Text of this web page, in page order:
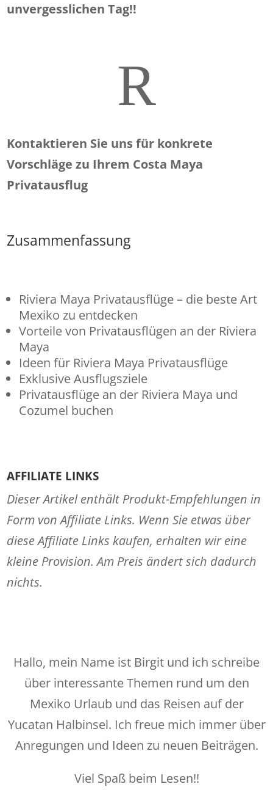
unvergesslichen Tag!!
R
Kontaktieren Sie uns für konkrete
Vorschläge zu Ihrem Costa Maya
Privatausflug
Zusammenfassung
Riviera Maya Privatausflüge – die beste Art
Mexiko zu entdecken
Vorteile von Privatausflügen an der Riviera
Maya
Ideen für Riviera Maya Privatausflüge
Exklusive Ausflugsziele
Privatausflüge an der Riviera Maya und
Cozumel buchen
AFFILIATE LINKS
Dieser Artikel enthält Produkt-Empfehlungen in
Form von Affiliate Links. Wenn Sie etwas über
diese Affiliate Links kaufen, erhalten wir eine
kleine Provision. Am Preis ändert sich dadurch
nichts.
Hallo, mein Name ist Birgit und ich schreibe
über interessante Themen rund um den
Mexiko Urlaub und das Reisen auf der
Yucatan Halbinsel. Ich freue mich immer über
Anregungen und Ideen zu neuen Beiträgen.
Viel Spaß beim Lesen!!